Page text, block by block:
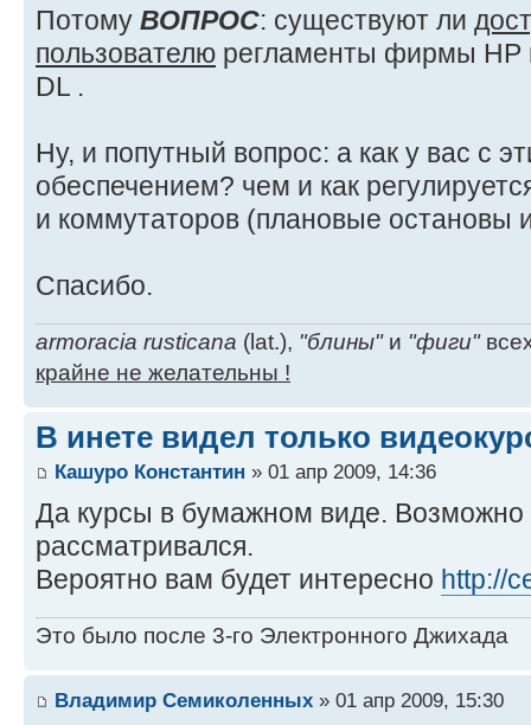
Потому ВОПРОС: существуют ли
пользователю регламенты фирмы НР
DL .
Ну, и попутный вопрос: а как у вас с
обеспечением? чем и как
и коммутаторов (плановые остановы
Спасибо.
armoracia rusticana (lat.), "блины"и "фиги"
крайне не желательны !
В инете видел только
Кашуро Константин » 01 апр 2009, 14:36
Да курсы в бумажном виде. Возможно
рассматривался.
Вероятно вам будет интересно http://
Это было после 3-го Электронного Джихада
Владимир Семиколенных » 01 апр 2009, 15:30